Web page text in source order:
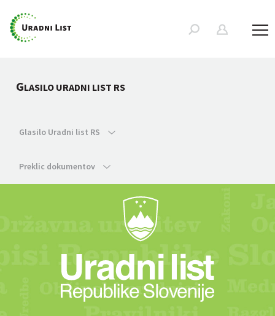
GLASILO URADNI LIST RS
Glasilo Uradni list RS
Preklic dokumentov